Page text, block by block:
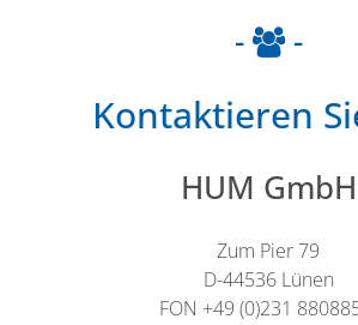
- -
Kontaktieren
HUM GmbH
Zum Pier 79
D-44536 Lünen
FON +49 (0)231